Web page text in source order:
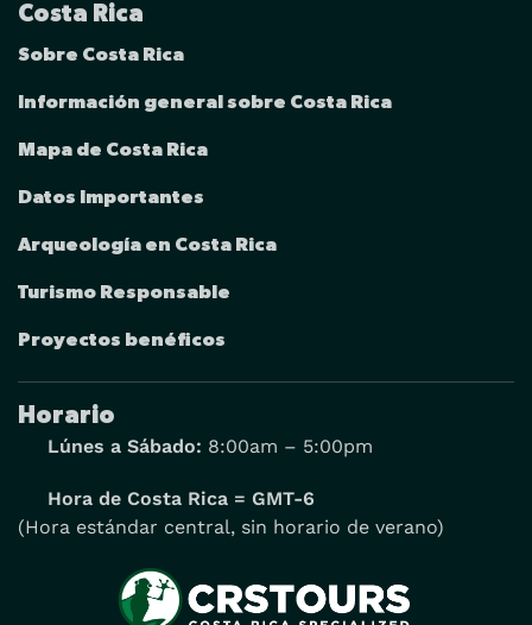
Costa Rica
Sobre Costa Rica
Información general sobre Costa Rica
Mapa de Costa Rica
Datos Importantes
Arqueología en Costa Rica
Turismo Responsable
Proyectos benéficos
Horario
Lúnes a Sábado: 8:00am – 5:00pm
Hora de Costa Rica = GMT-6
(Hora estándar central, sin horario de verano)